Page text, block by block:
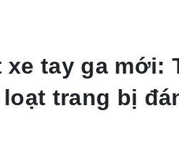
xe tay ga mới:
trang bị